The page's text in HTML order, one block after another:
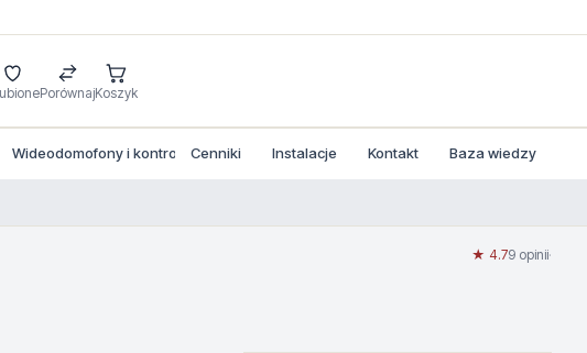
PorównajKoszyk
Wideodomofony i kontrola dostepu
Cenniki Instalacje Kontakt Baza wiedzy
★ 4.79 opinii·